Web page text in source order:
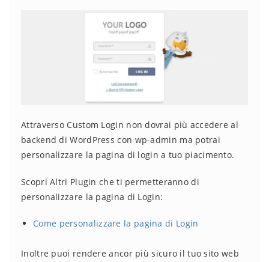
Attraverso Custom Login non dovrai più accedere al
backend di WordPress con wp-admin ma potrai
personalizzare la pagina di login a tuo piacimento.
Scopri Altri Plugin che ti permetteranno di
personalizzare la pagina di Login:
Come personalizzare la pagina di Login
Inoltre puoi rendere ancor più sicuro il tuo sito web